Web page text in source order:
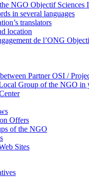
NGO Objectif Sciences
in several languages
translators
location
de l’ONG
Partner OSI /
Group of the NGO in
Offers
of the NGO
Sites